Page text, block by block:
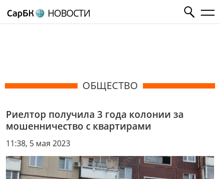
НОВОСТИ
ОБЩЕСТВО
Риелтор получила 3 года колонии за
мошенничество с квартирами
11:38, 5 мая 2023